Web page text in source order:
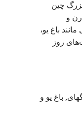
چین
و
باغ یو،
روز
باغ یو و